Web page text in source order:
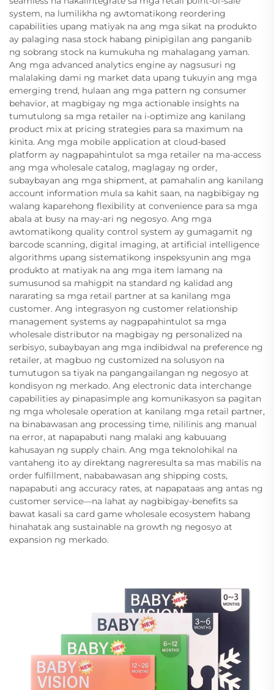
system, na lumilikha ng awtomatikong reordering
capabilities upang matiyak na ang mga sikat na produkto
ay palaging nasa stock habang pinipigilan ang panganib
ng sobrang stock na kumukuha ng mahalagang yaman.
Ang mga advanced analytics engine ay nagsusuri ng
malalaking dami ng market data upang tukuyin ang mga
emerging trend, hulaan ang mga pattern ng consumer
behavior, at magbigay ng mga actionable insights na
tumutulong sa mga retailer na i-optimize ang kanilang
product mix at pricing strategies para sa maximum na
kinita. Ang mga mobile application at cloud-based
platform ay nagpapahintulot sa mga retailer na ma-access
ang mga wholesale catalog, maglagay ng order,
subaybayan ang mga shipment, at pamahalin ang kanilang
account information mula sa kahit saan, na nagbibigay ng
walang kaparehong flexibility at convenience para sa mga
abala at busy na may-ari ng negosyo. Ang mga
awtomatikong quality control system ay gumagamit ng
barcode scanning, digital imaging, at artificial intelligence
algorithms upang sistematikong inspeksyunin ang mga
produkto at matiyak na ang mga item lamang na
sumusunod sa mahigpit na standard ng kalidad ang
nararating sa mga retail partner at sa kanilang mga
customer. Ang integrasyon ng customer relationship
management systems ay nagpapahintulot sa mga
wholesale distributor na magbigay ng personalized na
serbisyo, subaybayan ang mga indibidwal na preference ng
retailer, at magbuo ng customized na solusyon na
tumutugon sa tiyak na pangangailangan ng negosyo at
kondisyon ng merkado. Ang electronic data interchange
capabilities ay pinapasimple ang komunikasyon sa pagitan
ng mga wholesale operation at kanilang mga retail partner,
na binabawasan ang processing time, nililinis ang manual
na error, at napapabuti nang malaki ang kabuuang
kahusayan ng supply chain. Ang mga teknolohikal na
vantaheng ito ay direktang nagreresulta sa mas mabilis na
order fulfillment, nababawasan ang shipping costs,
napapabuti ang accuracy rates, at napapataas ang antas ng
customer service—na lahat ay nagbibigay-benefits sa
bawat kasali sa card game wholesale ecosystem habang
hinahatak ang sustainable na growth ng negosyo at
expansion ng merkado.